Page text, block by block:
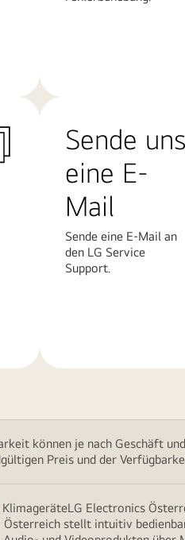
Sende uns
eine E-
Mail
Sende eine E-Mail an
den LG Service
Support.
können je nach Geschäft
Preis und der
KlimageräteLG Electronics
Österreich stellt intuitiv